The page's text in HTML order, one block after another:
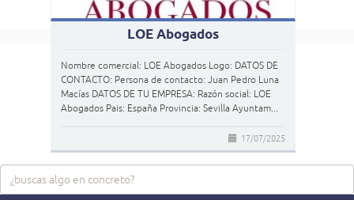
LOE Abogados
Nombre comercial: LOE Abogados Logo: DATOS DE
CONTACTO: Persona de contacto: Juan Pedro Luna
Macías DATOS DE TU EMPRESA: Razón social: LOE
Abogados Pais: España Provincia: Sevilla Ayuntam...
17/07/2025